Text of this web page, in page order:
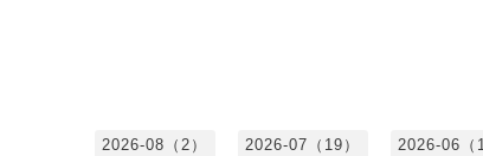
2026-08（2） 2026-07（19） 2026-06（